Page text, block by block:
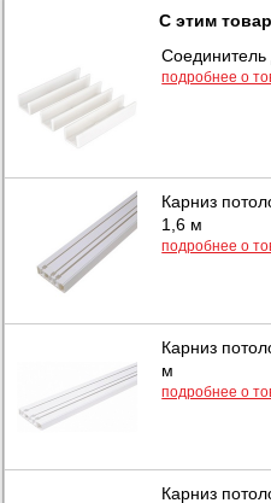
С этим
подробнее о
Карниз
1,6 м
подробнее о
Карниз
м
подробнее о
Карниз